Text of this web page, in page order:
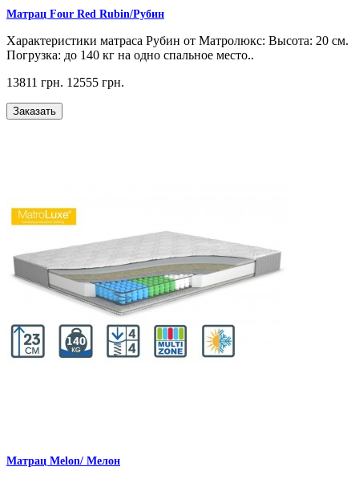
Матрац Four Red Rubin/Рубин
Характеристики матраса Рубин от Матролюкс: Высота: 20 см.
Погрузка: до 140 кг на одно спальное место..
13811 грн. 12555 грн.
Заказать
Матрац Melon/ Мелон